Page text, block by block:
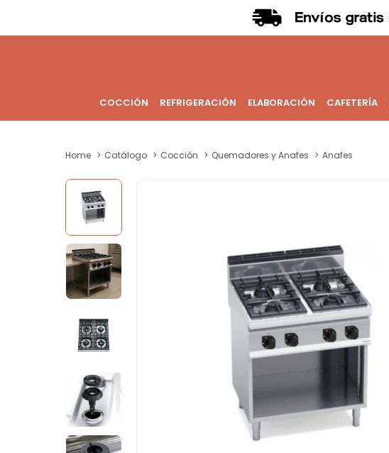
COCCIÓN REFRIGERACIÓN ELABORACIÓN CAFETERÍA
Home Catálogo Cocción Quemadores y Anafes Anafes